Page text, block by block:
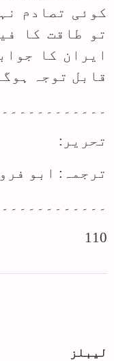
کوئی تصادم
تو طاقت کا
ایران کا
قابل توجہ
تحریر:
ترجمہ: ابو
110
لیبلز